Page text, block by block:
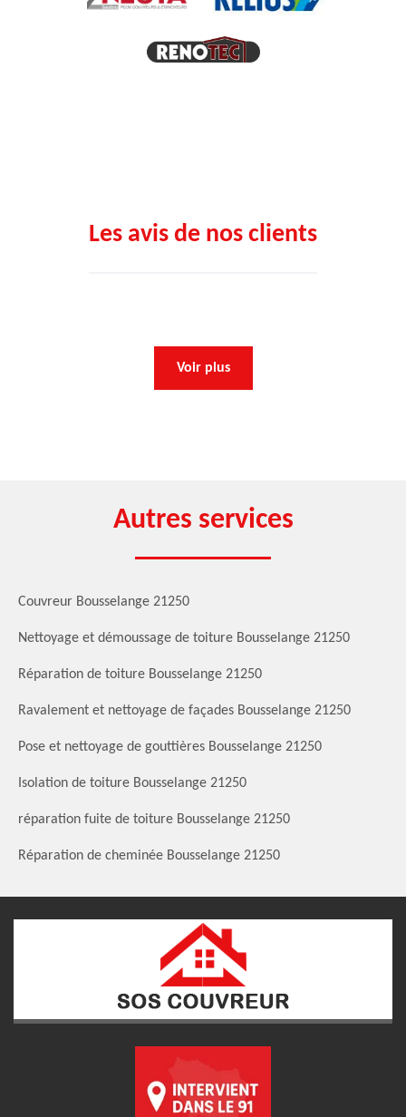
Les avis de nos clients
Voir plus
Autres services
Couvreur Bousselange 21250
Nettoyage et démoussage de toiture Bousselange 21250
Réparation de toiture Bousselange 21250
Ravalement et nettoyage de façades Bousselange 21250
Pose et nettoyage de gouttières Bousselange 21250
Isolation de toiture Bousselange 21250
réparation fuite de toiture Bousselange 21250
Réparation de cheminée Bousselange 21250